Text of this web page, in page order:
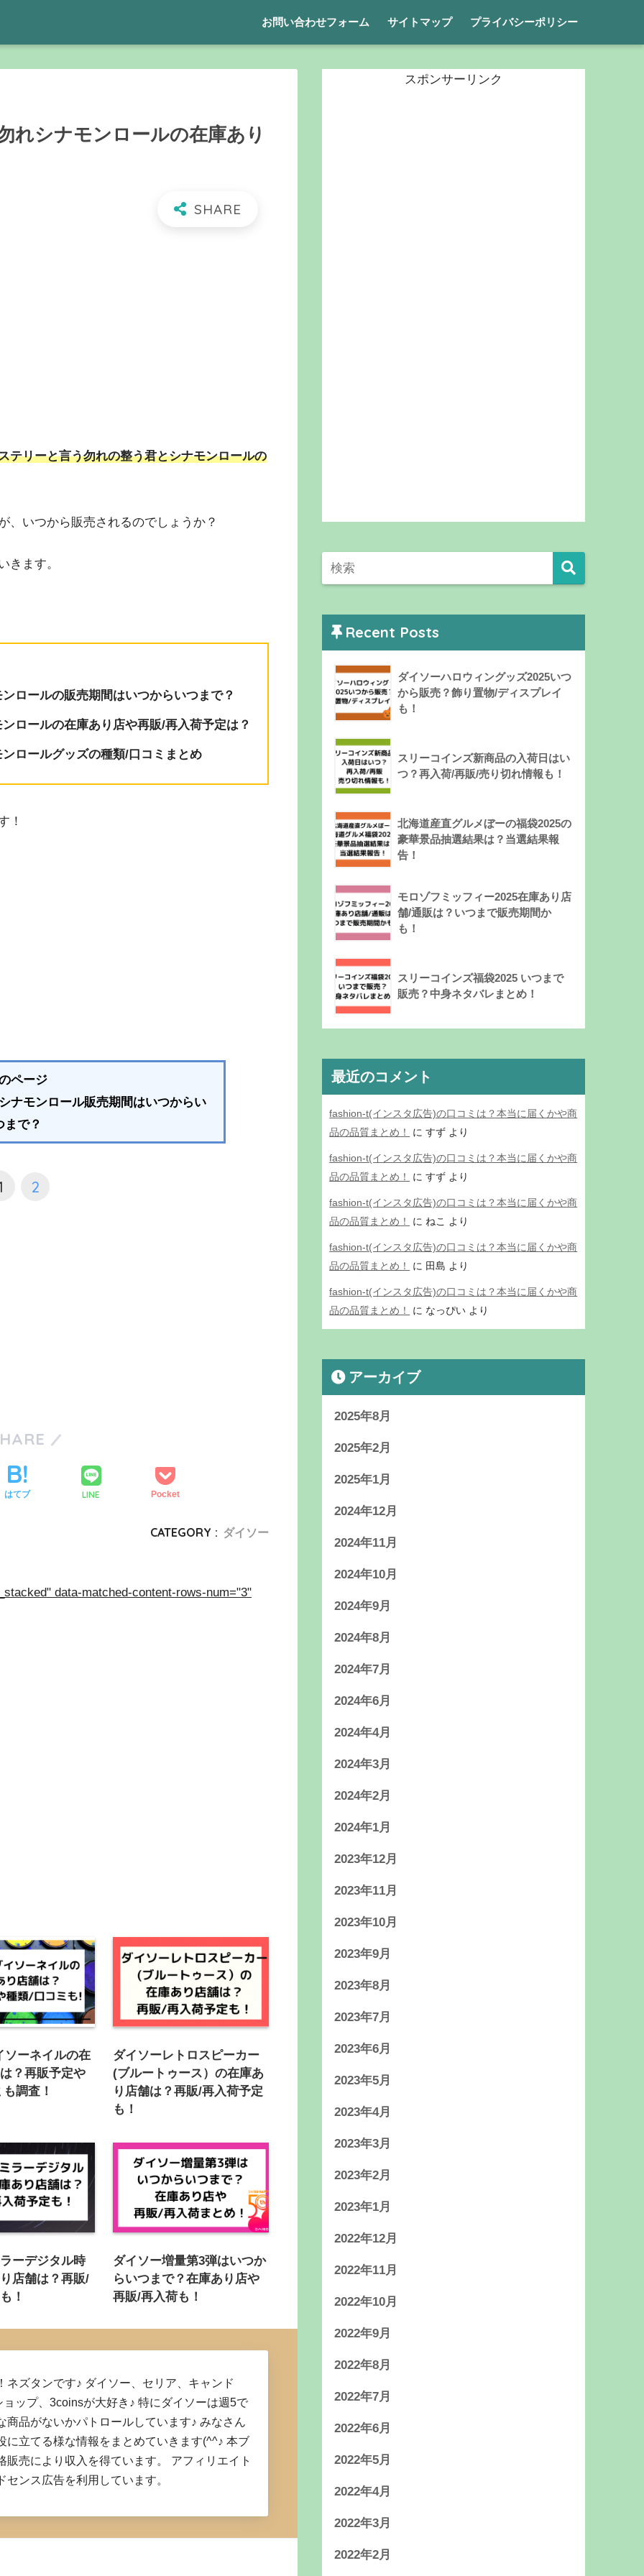
お問い合わせフォーム サイトマップ プライバシーポリシー
れシナモンロールの在庫あり
テリーと言う勿れの整う君とシナモンロールの
、いつから販売されるのでしょうか？
きます。
ロールの販売期間はいつからいつまで？
ロールの在庫あり店や再販/再入荷予定は？
ロールグッズの種類/口コミまとめ
！
ページ
ナモンロール販売期間はいつからい
まで？
2
はてブ LINE Pocket
CATEGORY : ダイソー
data-matched-content-rows-num="3"
ソーネイルの在
？再販予定や
調査！
ダイソーレトロスピーカー
(ブルートゥース）の在庫あ
り店舗は？再販/再入荷予定
も！
ーデジタル時
店舗は？再販/
！
ダイソー増量第3弾はいつか
らいつまで？在庫あり店や
再販/再入荷も！
ネズタンです♪ ダイソー、セリア、キャンド
ョップ、3coinsが大好き♪ 特にダイソーは週5で
商品がないかパトロールしています♪ みなさん
に立てる様な情報をまとめていきます(^^♪ 本ブ
販売により収入を得ています。 アフィリエイト
センス広告を利用しています。
スポンサーリンク
Recent Posts
ダイソーハロウィングッズ2025いつ
から販売？飾り置物/ディスプレイ
も！
スリーコインズ新商品の入荷日はい
つ？再入荷/再販/売り切れ情報も！
北海道産直グルメぼーの福袋2025の
豪華景品抽選結果は？当選結果報
告！
モロゾフミッフィー2025在庫あり店
舗/通販は？いつまで販売期間か
も！
スリーコインズ福袋2025 いつまで
販売？中身ネタバレまとめ！
最近のコメント
fashion-t(インスタ広告)の口コミは？本当に届くかや商
品の品質まとめ！
にすず より
fashion-t(インスタ広告)の口コミは？本当に届くかや商
品の品質まとめ！
にすず より
fashion-t(インスタ広告)の口コミは？本当に届くかや商
品の品質まとめ！
に ねこ より
fashion-t(インスタ広告)の口コミは？本当に届くかや商
品の品質まとめ！
に 田島 より
fashion-t(インスタ広告)の口コミは？本当に届くかや商
品の品質まとめ！
に なっぴい より
アーカイブ
2025年8月
2025年2月
2025年1月
2024年12月
2024年11月
2024年10月
2024年9月
2024年8月
2024年7月
2024年6月
2024年4月
2024年3月
2024年2月
2024年1月
2023年12月
2023年11月
2023年10月
2023年9月
2023年8月
2023年7月
2023年6月
2023年5月
2023年4月
2023年3月
2023年2月
2023年1月
2022年12月
2022年11月
2022年10月
2022年9月
2022年8月
2022年7月
2022年6月
2022年5月
2022年4月
2022年3月
2022年2月